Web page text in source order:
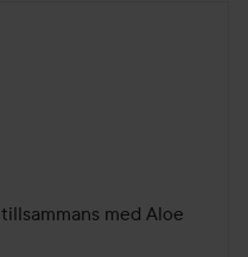
med Aloe